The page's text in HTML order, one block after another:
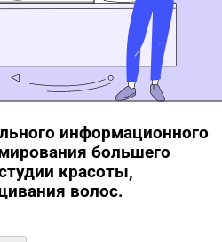
информационного
большего
красоты,
волос.